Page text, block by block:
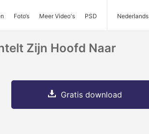
Foto‘s Meer Video's PSD Nederlands
Zijn Hoofd Naar
Gratis download